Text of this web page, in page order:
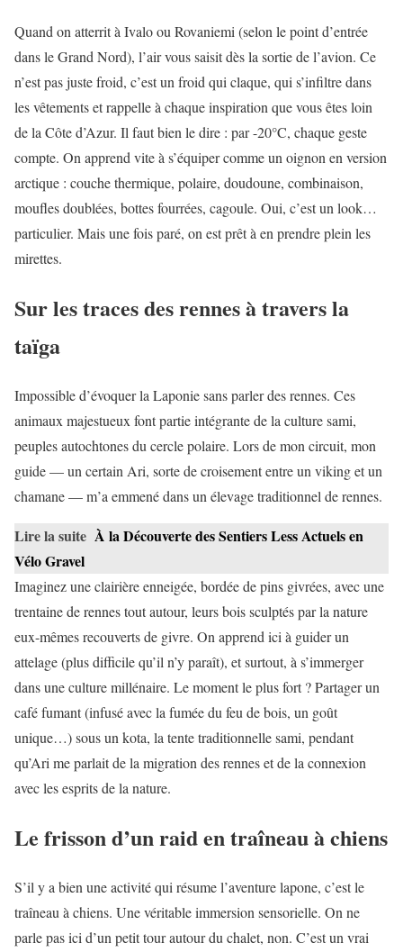
Quand on atterrit à Ivalo ou Rovaniemi (selon le point d’entrée
dans le Grand Nord), l’air vous saisit dès la sortie de l’avion. Ce
n’est pas juste froid, c’est un froid qui claque, qui s’infiltre dans
les vêtements et rappelle à chaque inspiration que vous êtes loin
de la Côte d’Azur. Il faut bien le dire : par -20°C, chaque geste
compte. On apprend vite à s’équiper comme un oignon en version
arctique : couche thermique, polaire, doudoune, combinaison,
moufles doublées, bottes fourrées, cagoule. Oui, c’est un look…
particulier. Mais une fois paré, on est prêt à en prendre plein les
mirettes.
Sur les traces des rennes à travers la
taïga
Impossible d’évoquer la Laponie sans parler des rennes. Ces
animaux majestueux font partie intégrante de la culture sami,
peuples autochtones du cercle polaire. Lors de mon circuit, mon
guide — un certain Ari, sorte de croisement entre un viking et un
chamane — m’a emmené dans un élevage traditionnel de rennes.
Lire la suite À la Découverte des Sentiers Less Actuels en
Vélo Gravel
Imaginez une clairière enneigée, bordée de pins givrées, avec une
trentaine de rennes tout autour, leurs bois sculptés par la nature
eux-mêmes recouverts de givre. On apprend ici à guider un
attelage (plus difficile qu’il n’y paraît), et surtout, à s’immerger
dans une culture millénaire. Le moment le plus fort ? Partager un
café fumant (infusé avec la fumée du feu de bois, un goût
unique…) sous un kota, la tente traditionnelle sami, pendant
qu’Ari me parlait de la migration des rennes et de la connexion
avec les esprits de la nature.
Le frisson d’un raid en traîneau à chiens
S’il y a bien une activité qui résume l’aventure lapone, c’est le
traîneau à chiens. Une véritable immersion sensorielle. On ne
parle pas ici d’un petit tour autour du chalet, non. C’est un vrai